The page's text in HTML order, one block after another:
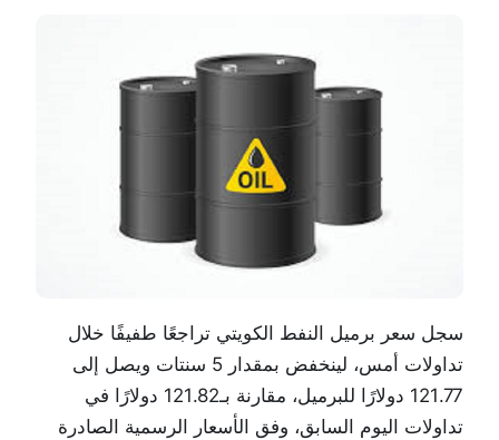
سجل سعر برميل النفط الكويتي تراجعًا طفيفًا خلال
تداولات أمس، لينخفض بمقدار 5 سنتات ويصل إلى
121.77 دولارًا للبرميل، مقارنة بـ121.82 دولارًا في
تداولات اليوم السابق، وفق الأسعار الرسمية الصادرة